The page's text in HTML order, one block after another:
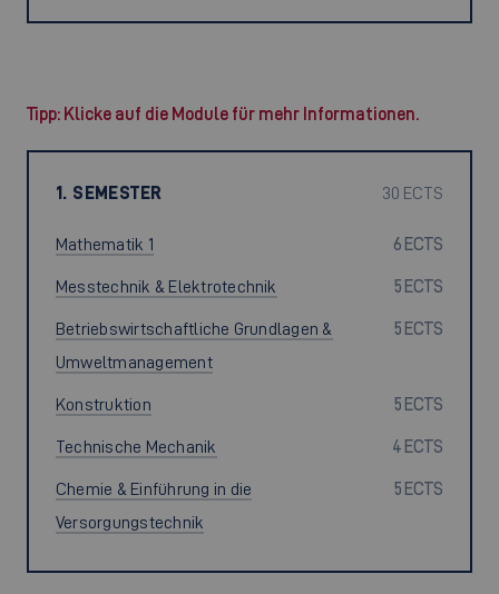
Tipp: Klicke auf die Module für mehr Informationen.
1. SEMESTER 30 ECTS
Mathematik 1 6 ECTS
Messtechnik & Elektrotechnik 5 ECTS
Betriebswirtschaftliche Grundlagen &
Umweltmanagement
5 ECTS
Konstruktion 5 ECTS
Technische Mechanik 4 ECTS
Chemie & Einführung in die
Versorgungstechnik
5 ECTS